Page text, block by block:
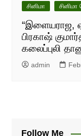
சினிமா
“இளையராஜ,
பிரகாஷ்
கலைப்புலி
admin
Follow Me